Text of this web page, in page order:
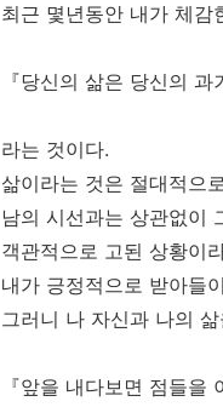
최근 몇년동안 내가 체감
『당신의 삶은 당신의
라는 것이다.
삶이라는 것은 절대적으
남의 시선과는 상관없이
객관적으로 고된 상황이
내가 긍정적으로 받아들
그러니 나 자신과 나의
『앞을 내다보면 점들을